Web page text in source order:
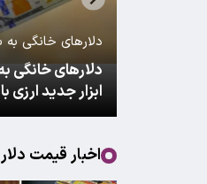
رشد قیمت طلا
اخبار قیمت دلار